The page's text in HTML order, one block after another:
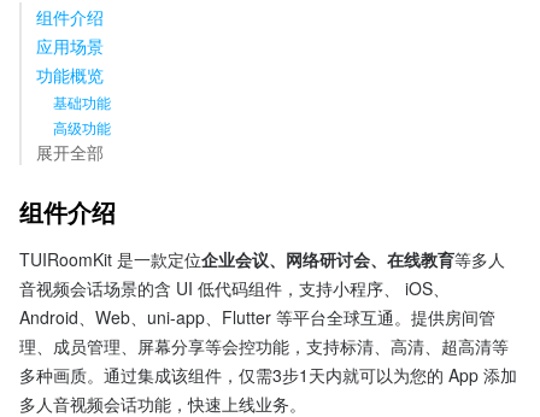
组件介绍
应用场景
功能概览
基础功能
高级功能
展开全部
组件介绍
TUIRoomKit 是一款定位企业会议、网络研讨会、在线教育等多人
音视频会话场景的含 UI 低代码组件，支持小程序、 iOS、
Android、Web、uni-app、Flutter 等平台全球互通。提供房间管
理、成员管理、屏幕分享等会控功能，支持标清、高清、超高清等
多种画质。通过集成该组件，仅需3步1天内就可以为您的 App 添加
多人音视频会话功能，快速上线业务。